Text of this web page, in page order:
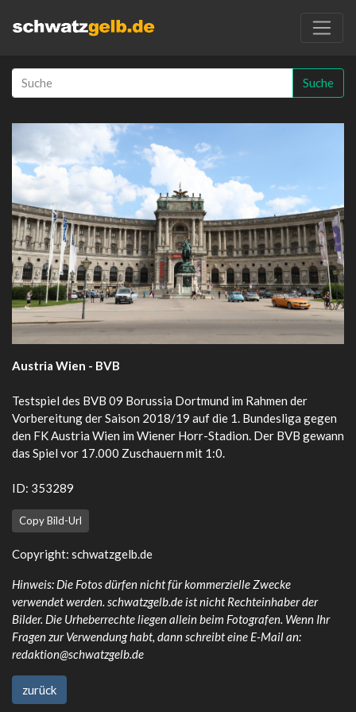
Suche
Austria Wien - BVB
Testspiel des BVB 09 Borussia Dortmund im Rahmen der
Vorbereitung der Saison 2018/19 auf die 1. Bundesliga gegen
den FK Austria Wien im Wiener Horr-Stadion. Der BVB gewann
das Spiel vor 17.000 Zuschauern mit 1:0.
ID: 353289
Copy Bild-Url
Copyright: schwatzgelb.de
Hinweis: Die Fotos dürfen nicht für kommerzielle Zwecke
verwendet werden. schwatzgelb.de ist nicht Rechteinhaber der
Bilder. Die Urheberrechte liegen allein beim Fotografen. Wenn Ihr
Fragen zur Verwendung habt, dann schreibt eine E-Mail an:
redaktion@schwatzgelb.de
zurück